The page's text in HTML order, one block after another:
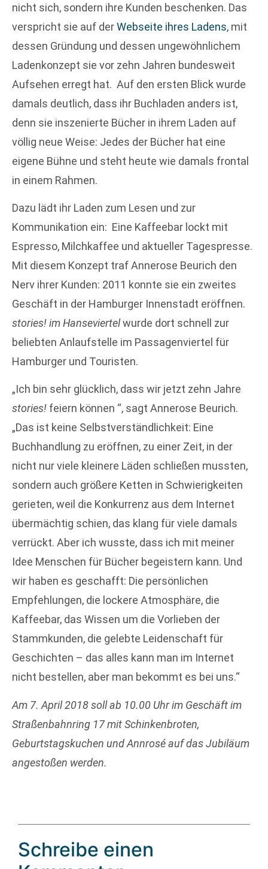
nicht sich, sondern ihre Kunden beschenken. Das
verspricht sie auf derWebseite ihres Ladens, mit
dessen Gründung und dessen ungewöhnlichem
Ladenkonzept sie vor zehn Jahren bundesweit
Aufsehen erregt hat. Auf den ersten Blick wurde
damals deutlich, dass ihr Buchladen anders ist,
denn sie inszenierte Bücher in ihrem Laden auf
völlig neue Weise: Jedes der Bücher hat eine
eigene Bühne und steht heute wie damals frontal
in einem Rahmen.
Dazu lädt ihr Laden zum Lesen und zur
Kommunikation ein: Eine Kaffeebar lockt mit
Espresso, Milchkaffee und aktueller Tagespresse.
Mit diesem Konzept traf Annerose Beurich den
Nerv ihrer Kunden: 2011 konnte sie ein zweites
Geschäft in der Hamburger Innenstadt eröffnen.
stories! im Hanseviertelwurde dort schnell zur
beliebten Anlaufstelle im Passagenviertel für
Hamburger und Touristen.
„Ich bin sehr glücklich, dass wir jetzt zehn Jahre
stories! feiern können “, sagt Annerose Beurich.
„Das ist keine Selbstverständlichkeit: Eine
Buchhandlung zu eröffnen, zu einer Zeit, in der
nicht nur viele kleinere Läden schließen mussten,
sondern auch größere Ketten in Schwierigkeiten
gerieten, weil die Konkurrenz aus dem Internet
übermächtig schien, das klang für viele damals
verrückt. Aber ich wusste, dass ich mit meiner
Idee Menschen für Bücher begeistern kann. Und
wir haben es geschafft: Die persönlichen
Empfehlungen, die lockere Atmosphäre, die
Kaffeebar, das Wissen um die Vorlieben der
Stammkunden, die gelebte Leidenschaft für
Geschichten – das alles kann man im Internet
nicht bestellen, aber man bekommt es bei uns.“
Am 7. April 2018 soll ab 10.00 Uhr im Geschäft im
Straßenbahnring 17 mit Schinkenbroten,
Geburtstagskuchen und Annrosé auf das Jubiläum
angestoßen werden.
Schreibe einen